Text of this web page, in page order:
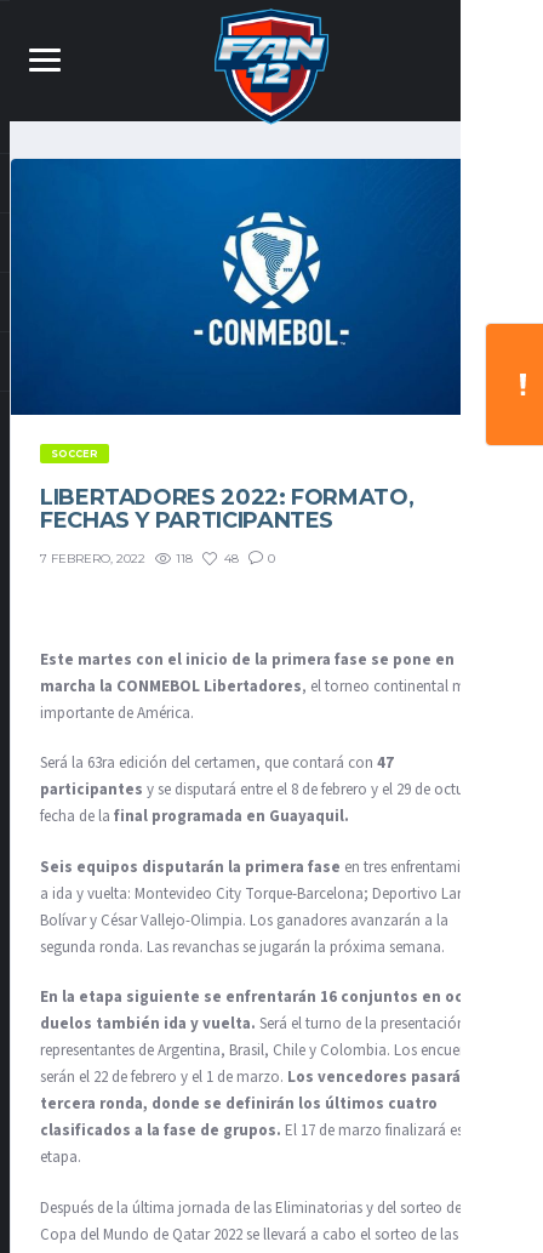
SOCCER
LIBERTADORES 2022: FORMATO,
FECHAS Y PARTICIPANTES
7 FEBRERO, 2022 118 48 0
Este martes con el inicio de la primera fase se pone en
marcha la CONMEBOL Libertadores, el torneo continental más
importante de América.
Será la 63ra edición del certamen, que contará con 47
participantes y se disputará entre el 8 de febrero y el 29 de octubre,
fecha de la final programada en Guayaquil.
Seis equipos disputarán la primera fase en tres enfrentamientos
a ida y vuelta: Montevideo City Torque-Barcelona; Deportivo Lara-
Bolívar y César Vallejo-Olimpia. Los ganadores avanzarán a la
segunda ronda. Las revanchas se jugarán la próxima semana.
En la etapa siguiente se enfrentarán 16 conjuntos en ocho
duelos también ida y vuelta. Será el turno de la presentación de
representantes de Argentina, Brasil, Chile y Colombia. Los encuentros
serán el 22 de febrero y el 1 de marzo. Los vencedores pasarán a la
tercera ronda, donde se definirán los últimos cuatro
clasificados a la fase de grupos. El 17 de marzo finalizará esta
etapa.
Después de la última jornada de las Eliminatorias y del sorteo de la
Copa del Mundo de Qatar 2022 se llevará a cabo el sorteo de las ocho